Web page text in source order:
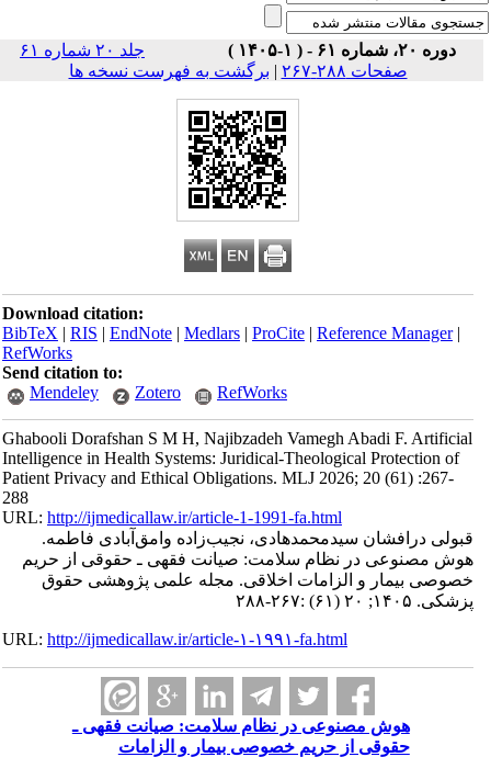
دوره ۲۰، شماره ۶۱ - ( ۱-۱۴۰۵ )
جلد ۲۰ شماره ۶۱
صفحات ۲۸۸-۲۶۷
|برگشت به فهرست نسخه ها
Download citation:
BibTeX|RIS|EndNote|Medlars|ProCite|Reference Manager
RefWorks
Send citation to:
Mendeley
Zotero RefWorks
Ghabooli Dorafshan S M H, Najibzadeh Vamegh Abadi F. Artificial
Intelligence in Health Systems: Juridical-Theological Protection of
Patient Privacy and Ethical Obligations. MLJ 2026; 20 (61) :267-
288
URL:http://ijmedicallaw.ir/article-1-1991-fa.html
قبولی درافشان سیدمحمدهادی، نجیب‌زاده وامق‌آبادی فاطمه.
هوش مصنوعی در نظام سلامت: صیانت فقهی ـ حقوقی از حریم
خصوصی بیمار و الزامات اخلاقی. مجله علمی پژوهشی حقوق
پزشکی. ۱۴۰۵; ۲۰ (۶۱) :۲۶۷-۲۸۸
URL:http://ijmedicallaw.ir/article-۱-۱۹۹۱-fa.html
هوش مصنوعی در نظام سلامت: صیانت فقهی ـ
حقوقی از حریم خصوصی بیمار و الزامات